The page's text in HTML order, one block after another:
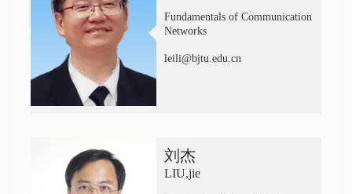
Fundamentals of Communication
Networks
leili@bjtu.edu.cn
刘杰
LIU,jie